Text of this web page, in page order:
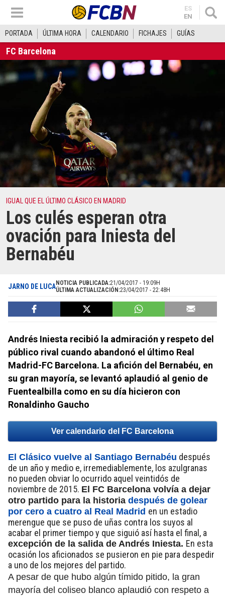
ES
EN
PORTADA ÚLTIMA HORA CALENDARIO FICHAJES GUÍAS
FC Barcelona
IGUAL QUE EL ÚLTIMO CLÁSICO EN MADRID
Los culés esperan otra
ovación para Iniesta del
Bernabéu
JARNO DE LUCANOTICIA PUBLICADA:21/04/2017 - 19:09H
ÚLTIMA ACTUALIZACIÓN:23/04/2017 - 22:48H
Andrés Iniesta recibió la admiración y respeto del
público rival cuando abandonó el último Real
Madrid-FC Barcelona. La afición del Bernabéu, en
su gran mayoría, se levantó aplaudió al genio de
Fuentealbilla como en su día hicieron con
Ronaldinho Gaucho
Ver calendario del FC Barcelona
El Clásico vuelve al Santiago Bernabéu después
de un año y medio e, irremediablemente, los azulgranas
no pueden obviar lo ocurrido aquel veintidós de
noviembre de 2015. El FC Barcelona volvía a dejar
otro partido para la historia después de golear
por cero a cuatro al Real Madrid en un estadio
merengue que se puso de uñas contra los suyos al
acabar el primer tiempo y que siguió así hasta el final, a
excepción de la salida de Andrés Iniesta. En esta
ocasión los aficionados se pusieron en pie para despedir
a uno de los mejores del partido.
A pesar de que hubo algún tímido pitido, la gran
mayoría del coliseo blanco aplaudió con respeto a